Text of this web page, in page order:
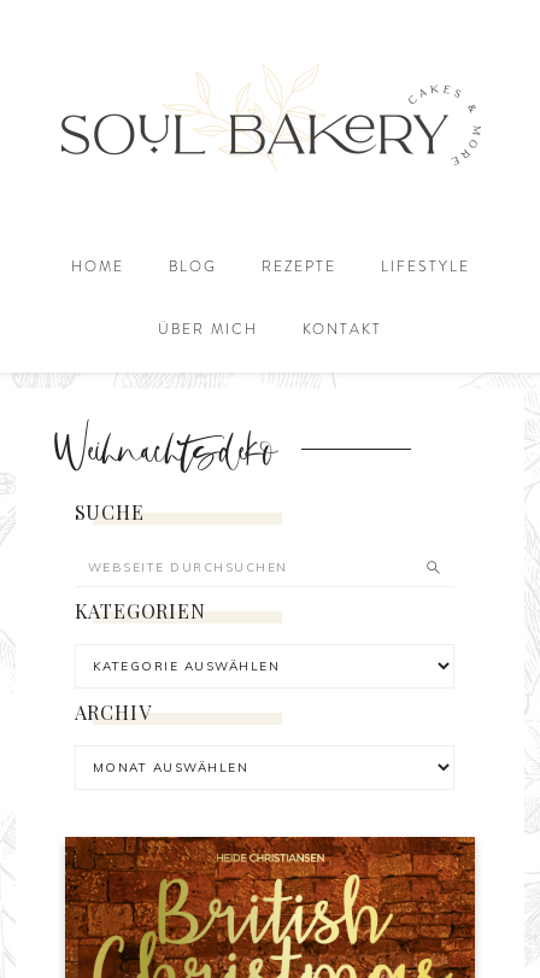
HOME BLOG REZEPTE LIFESTYLE
ÜBER MICH KONTAKT
Weihnachtsdeko
SUCHE
KATEGORIEN
ARCHIV